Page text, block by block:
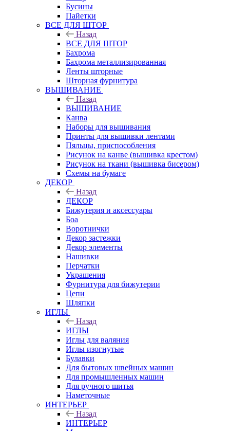
Бусины
Пайетки
ВСЕ ДЛЯ ШТОР
Назад
ВСЕ ДЛЯ ШТОР
Бахрома
Бахрома металлизированная
Ленты шторные
Шторная фурнитура
ВЫШИВАНИЕ
Назад
ВЫШИВАНИЕ
Канва
Наборы для вышивания
Принты для вышивки лентами
Пяльцы, приспособления
Рисунок на канве (вышивка крестом)
Рисунок на ткани (вышивка бисером)
Схемы на бумаге
ДЕКОР
Назад
ДЕКОР
Бижутерия и аксессуары
Боа
Воротнички
Декор застежки
Декор элементы
Нашивки
Перчатки
Украшения
Фурнитура для бижутерии
Цепи
Шляпки
ИГЛЫ
Назад
ИГЛЫ
Иглы для валяния
Иглы изогнутые
Булавки
Для бытовых швейных машин
Для промышленных машин
Для ручного шитья
Наметочные
ИНТЕРЬЕР
Назад
ИНТЕРЬЕР